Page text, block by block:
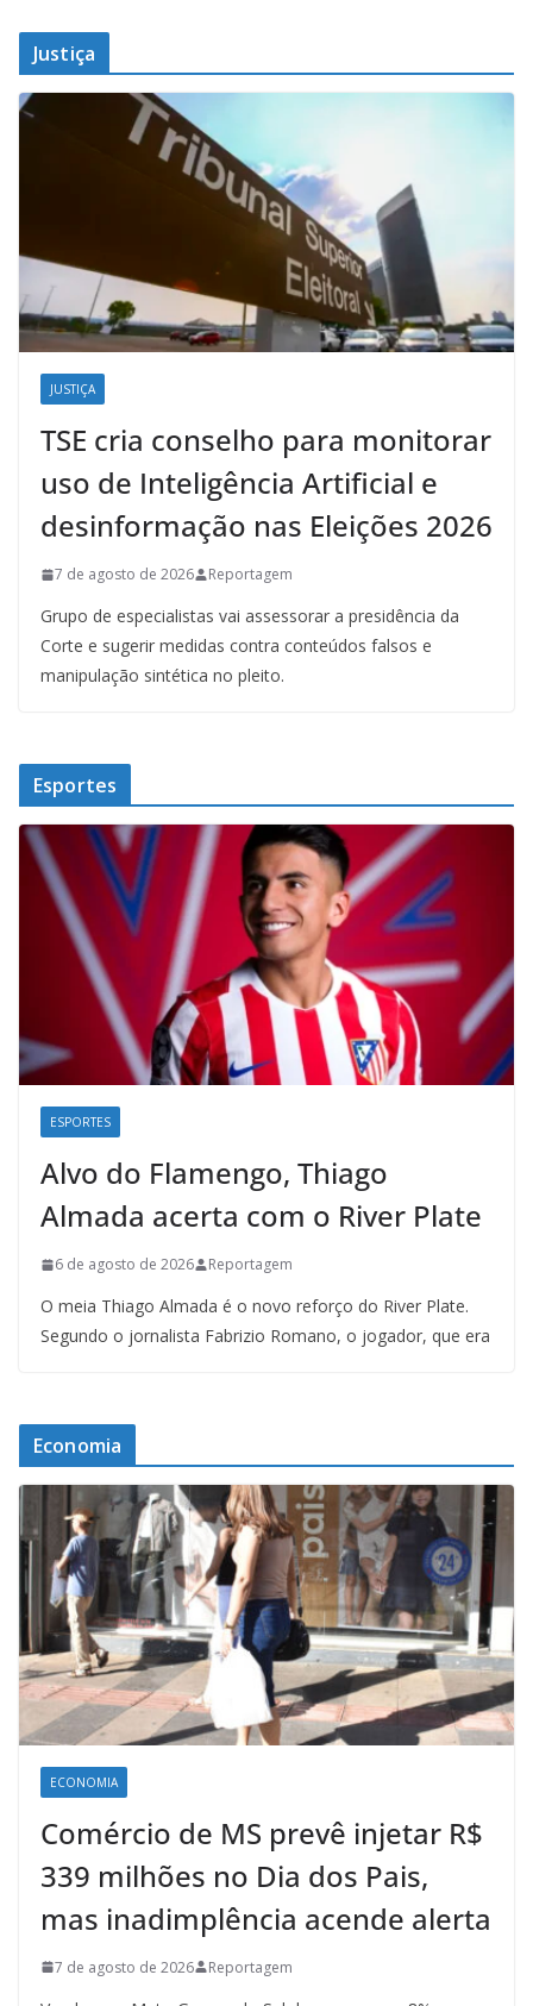
Justiça
JUSTIÇA
TSE cria conselho para monitorar
uso de Inteligência Artificial e
desinformação nas Eleições 2026
7 de agosto de 2026 Reportagem
Grupo de especialistas vai assessorar a presidência da
Corte e sugerir medidas contra conteúdos falsos e
manipulação sintética no pleito.
Esportes
ESPORTES
Alvo do Flamengo, Thiago
Almada acerta com o River Plate
6 de agosto de 2026 Reportagem
O meia Thiago Almada é o novo reforço do River Plate.
Segundo o jornalista Fabrizio Romano, o jogador, que era
Economia
ECONOMIA
Comércio de MS prevê injetar R$
339 milhões no Dia dos Pais,
mas inadimplência acende alerta
7 de agosto de 2026 Reportagem